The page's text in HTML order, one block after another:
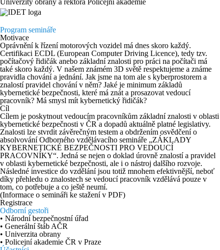
Univerzity obrany a rektora Policejní akademie
Program semináře
Motivace
Oprávnění k řízení motorových vozidel má dnes skoro každý.
Certifikaci ECDL (European Computer Driving Licence), tedy tzv.
počítačový řidičák anebo základní znalosti pro práci na počítači má
také skoro každý. V našem známém 3D světě respektujeme a známe
pravidla chování a jednání. Jak jsme na tom ale s kyberprostorem a
znalostí pravidel chování v něm? Jaké je minimum základů
kybernetické bezpečnosti, které má znát a prosazovat vedoucí
pracovník? Má smysl mít kybernetický řidičák?
Cíl
Cílem je poskytnout vedoucím pracovníkům základní znalosti v oblasti
kybernetické bezpečnosti v ČR a dopadů aktuálně platné legislativy.
Znalosti lze stvrdit závěrečným testem a obdržením osvědčení o
absolvování Odborného vzdělávacího semináře „ZÁKLADY
KYBERNETICKÉ BEZPEČNOSTI PRO VEDOUCÍ
PRACOVNÍKY“. Jedná se nejen o doklad úrovně znalostí a pravidel
v oblasti kybernetické bezpečnosti, ale i o nástroj dalšího rozvoje.
Následné investice do vzdělání jsou totiž mnohem efektivnější, neboť
díky přehledu o znalostech se vedoucí pracovník vzdělává pouze v
tom, co potřebuje a co ještě neumí.
(Informace o semináři ke stažení v PDF)
Registrace
Odborní gestoři
• Národní bezpečnostní úřad
• Generální štáb AČR
• Univerzita obrany
• Policejní akademie ČR v Praze